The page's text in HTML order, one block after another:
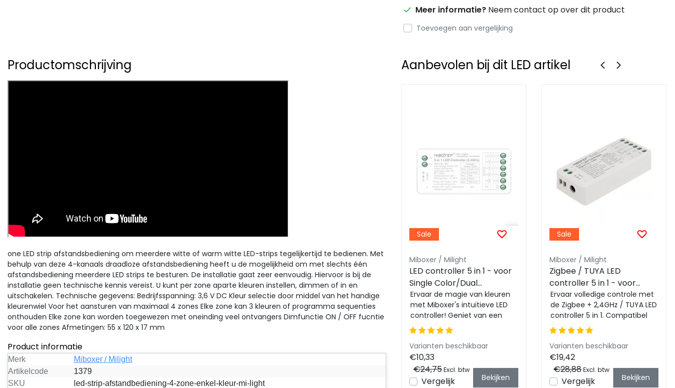
Meer informatie? Neem contact op over dit product
Toevoegen aan vergelijking
Productomschrijving
one LED strip afstandsbediening om meerdere witte of warm witte LED-strips tegelijkertijd te bedienen. Met
behulp van deze 4-kanaals draadloze afstandsbediening heeft u de mogelijkheid om met slechts één
afstandsbediening meerdere LED strips te besturen. De installatie gaat zeer eenvoudig. Hiervoor is bij de
installatie geen technische kennis vereist. U kunt per zone aparte kleuren instellen, dimmen of in en
uitschakelen. Technische gegevens: Bedrijfsspanning: 3,6 V DC Kleur selectie door middel van het handige
kleurenwiel Voor het aansturen van maximaal 4 zones Elke zone kan 3 kleuren of programma sequenties
onthouden Elke zone kan worden toegewezen met oneinding veel ontvangers Dimfunctie ON / OFF fucntie
voor alle zones Afmetingen: 55 x 120 x 17 mm
Product informatie
Merk
Miboxer / Milight
Artikelcode
1379
SKU
led-strip-afstandbediening-4-zone-enkel-kleur-mi-light
Aanbevolen bij dit LED artikel
Sale
Miboxer / Milight
ZIGBEE, TUYA, MATTER
Professionele 30 ampere
LED controller 5 in 1 - Single
Color/Dual
White/RGB/RGBW/RGBWW/RGBCCT
LED strips 12-24-48v - HZ5
Ervaar de ultieme controle
over uw LED met de Zigbee
LED-controller. Dankzij de 5-in-
1-functionaliteit kunt u single
€28,69
Vergelijk Bekijken
Miboxer / Milight
Professionele 20 ampere
Zigbee 5-in-1 LED
controller voor Single
Color/Dual
White/RGB/RGBW/RGBWW/RGBCCT
Ervaar de ultieme controle
over uw LED-verlichting met
de professionele Zigbee LED-
€22,27
Sale
Miboxer / Milight
LED controller 5 in 1 - voor
Single Color/Dual
White/RGB/RGBW/RGBWW/RGBCCT
LED strips 12-24v - SR5
Ervaar de magie van kleuren
met Miboxer's intuïtieve LED
controller! Geniet van een
naadloze bediening over uw
Single Co...
Varianten beschikbaar
€10,33
€24,75Excl. btw
Vergelijk Bekijken
Sale
Miboxer / Milight
Zigbee / TUYA LED
controller 5 in 1 - voor
Single Color/Dual
White/RGB/RGBW/RGBWW/
LED strips 12-24v - SZ5
Ervaar volledige controle met
de Zigbee + 2,4GHz / TUYA LED
controller 5 in 1. Compatibel
met Philips HUE en Ieder type ...
Varianten beschikbaar
€19,42
€28,88Excl. btw
Vergelijk Bekijken